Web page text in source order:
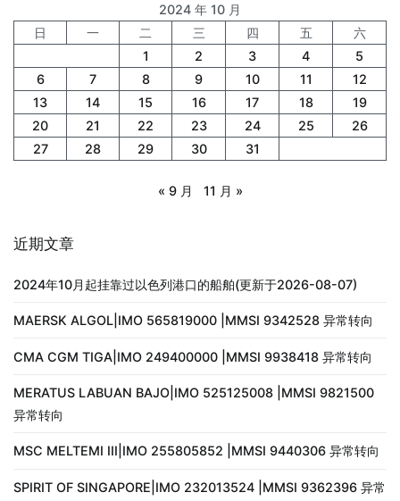
2024 年 10 月
日
一 二 三 四 五
六
1
2 3 4
5
6
7 8 9 10 11
12
13
14 15 16 17 18
19
20
21 22 23 24 25
26
27
28 29 30 31
« 9 月 11 月 »
近期文章
2024年10月起挂靠过以色列港口的船舶(更新于2026-08-07)
MAERSK ALGOL|IMO 565819000 |MMSI 9342528 异常转向
CMA CGM TIGA|IMO 249400000 |MMSI 9938418 异常转向
MERATUS LABUAN BAJO|IMO 525125008 |MMSI 9821500
异常转向
MSC MELTEMI III|IMO 255805852 |MMSI 9440306 异常转向
SPIRIT OF SINGAPORE|IMO 232013524 |MMSI 9362396 异常